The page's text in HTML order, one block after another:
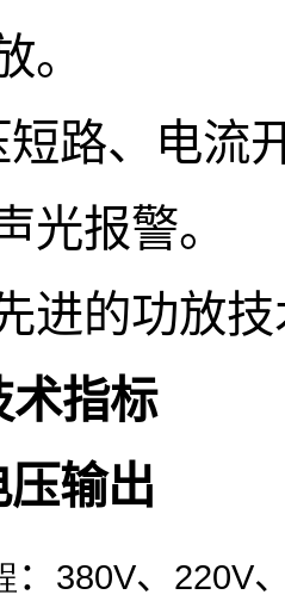
。
路、电流
光报警。
进的功放
术指标
输出
： 380V、 220V